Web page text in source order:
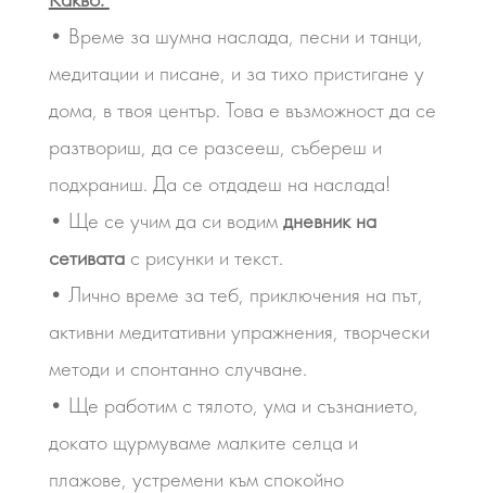
• Време за шумна наслада, песни и танци,
медитации и писане, и за тихо пристигане у
дома, в твоя център. Това е възможност да се
разтвориш, да се разсееш, събереш и
подхраниш. Да се отдадеш на наслада!
• Ще се учим да си водим дневник на
сетиватас рисунки и текст.
• Лично време за теб, приключения на път,
активни медитативни упражнения, творчески
методи и спонтанно случване.
• Ще работим с тялото, ума и съзнанието,
докато щурмуваме малките селца и
плажове, устремени към спокойно